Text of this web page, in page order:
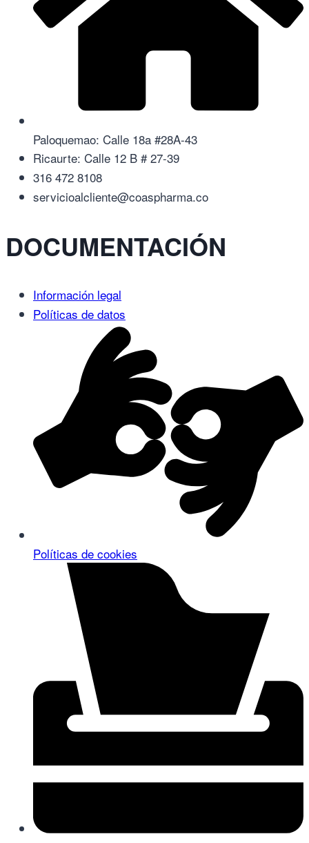
Paloquemao: Calle 18a #28A-43
Ricaurte: Calle 12 B # 27-39
316 472 8108
servicioalcliente@coaspharma.co
DOCUMENTACIÓN
Información legal
Políticas de datos
Políticas de cookies